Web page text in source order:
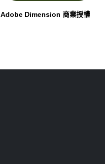
Adobe Dimension 商業授權